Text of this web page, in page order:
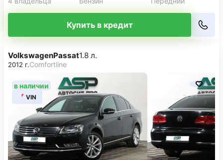
Купить в кредит
в наличии
VIN
VolkswagenPassat1.8 л.
2012 г.Comfortline